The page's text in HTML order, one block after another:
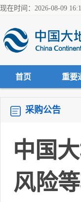
现在时间：2026-08-09
首页 重要
采购公告
中国
风险